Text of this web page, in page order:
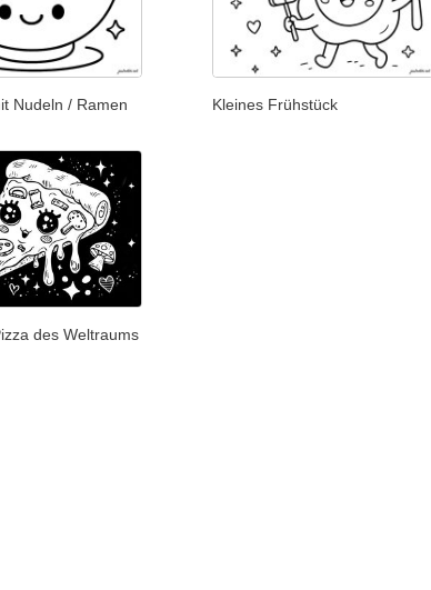
Nudeln / Ramen Kleines Frühstück
des Weltraums